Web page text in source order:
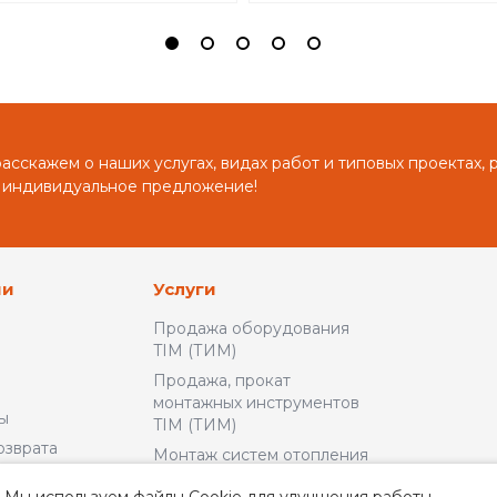
о наших услугах, видах работ и типовых проектах,
предложение!
Услуги
Продажа оборудования
TIM (ТИМ)
Продажа, прокат
монтажных инструментов
TIM (ТИМ)
Монтаж систем отопления